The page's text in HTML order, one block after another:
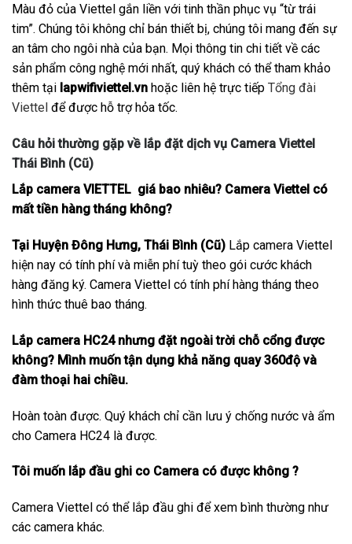
Màu đỏ của Viettel gắn liền với tinh thần phục vụ “từ trái
tim”. Chúng tôi không chỉ bán thiết bị, chúng tôi mang đến sự
an tâm cho ngôi nhà của bạn. Mọi thông tin chi tiết về các
sản phẩm công nghệ mới nhất, quý khách có thể tham khảo
thêm tại lapwifiviettel.vn hoặc liên hệ trực tiếp Tổng đài
Viettel để được hỗ trợ hỏa tốc.
Câu hỏi thường gặp về lắp đặt dịch vụ Camera Viettel
Thái Bình (Cũ)
Lắp camera VIETTEL giá bao nhiêu? Camera Viettel có
mất tiền hàng tháng không?
Tại Huyện Đông Hưng, Thái Bình (Cũ) Lắp camera Viettel
hiện nay có tính phí và miễn phí tuỳ theo gói cước khách
hàng đăng ký. Camera Viettel có tính phí hàng tháng theo
hình thức thuê bao tháng.
Lắp camera HC24 nhưng đặt ngoài trời chỗ cổng được
không? Mình muốn tận dụng khả năng quay 360độ và
đàm thoại hai chiều.
Hoàn toàn được. Quý khách chỉ cần lưu ý chống nước và ẩm
cho Camera HC24 là được.
Tôi muốn lắp đầu ghi co Camera có được không ?
Camera Viettel có thể lắp đầu ghi để xem bình thường như
các camera khác.